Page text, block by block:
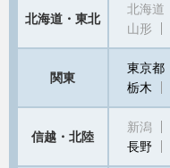
北海道・東北
北海道
山形
関東
東京都
栃木
信越・北陸
新潟
長野